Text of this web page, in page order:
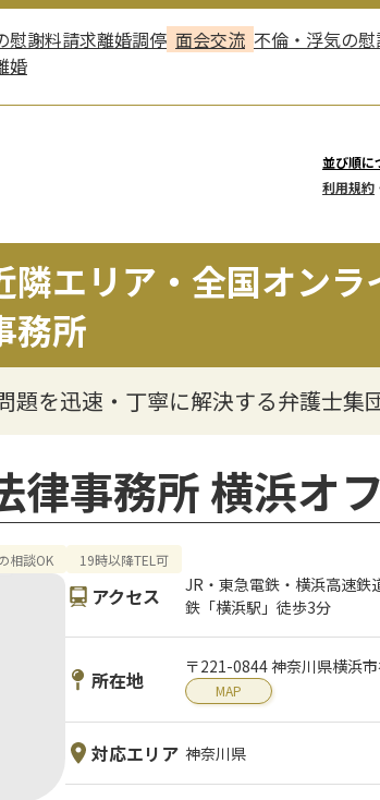
慰謝料請求離婚調停 面会交流 不倫・浮気の
婚
並び順に
利用規約
隣エリア・全国オン
務所
題を迅速・丁寧に解決する弁護士集
律事務所 横浜オ
相談OK 19時以降TEL可
アクセス
JR・東急電鉄・横浜高速鉄
鉄「横浜駅」徒歩3分
所在地
〒221-0844 神奈川県横浜
MAP
対応エリア 神奈川県